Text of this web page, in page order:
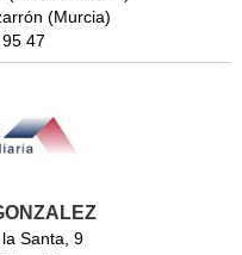
(Murcia)
47
Santa, 9